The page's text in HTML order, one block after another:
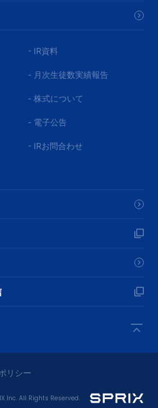
- IR資料
- 月次生徒数実績報告
- 株式について
- 電子公告
- IRお問合わせ
リシー
Inc. All Rights Reserved.